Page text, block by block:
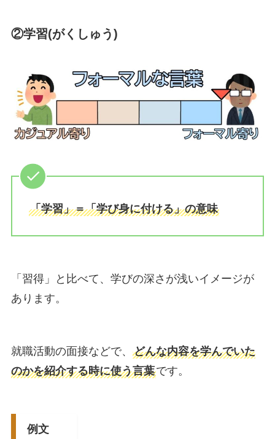
②学習(がくしゅう)
「学習」＝「学び身に付ける」の意味
「習得」と比べて、学びの深さが浅いイメージが
あります。
就職活動の面接などで、 どんな内容を学んでいた
のかを紹介する時に使う言葉です。
例文